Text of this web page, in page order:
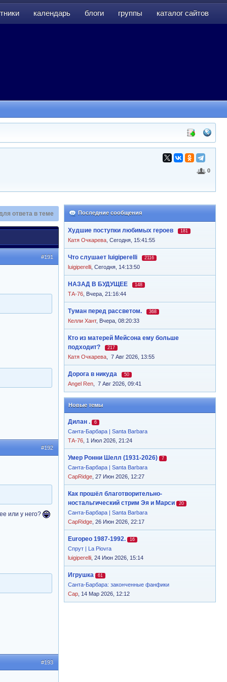
календарь блоги группы каталог сайтов
0
Последние сообщения
Худшие поступки любимых героев 181
Катя Очкарева Сегодня, 15:41:55
Что слушает luigiperelli 2116
luigiperelli Сегодня, 14:13:50
НАЗАД В БУДУЩЕЕ 148
ТА-76 Вчера, 21:16:44
Туман перед рассветом. 368
Келли Хант, Вчера, 08:20:33
Кто из матерей Мейсона ему больше
подходит?
217
Катя Очкарева 7 Авг 2026, 13:55
Дорога в никуда 50
Angel Ren 7 Авг 2026, 09:41
Новые темы
Дилан . 6
Санта-Барбара | Santa Barbara
ТА-76 , 1 Июл 2026, 21:24
Умер Ронни Шелл (1931-2026) 7
Санта-Барбара | Santa Barbara
CapRidge , 27 Июн 2026, 12:27
Как прошёл благотворительно-
ностальгический стрим Эя и Марси
20
Санта-Барбара | Santa Barbara
CapRidge , 26 Июн 2026, 22:17
Europeo 1987-1992. 16
Спрут | La Piovra
luigiperelli , 24 Июн 2026, 15:14
Игрушка 61
Санта-Барбара: законченные фанфики
Cap , 14 Мар 2026, 12:12
ответа в теме
#191
#192
или у него?
#193